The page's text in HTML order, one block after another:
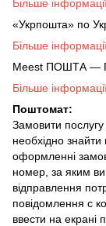
Більше
«Укрпошта» по
Більше
Meest ПОШТА —
Більше
Поштомат:
Замовити
необхідно
оформленні
номер, за яким ви
відправлення
повідомлення с
ввести на екрані